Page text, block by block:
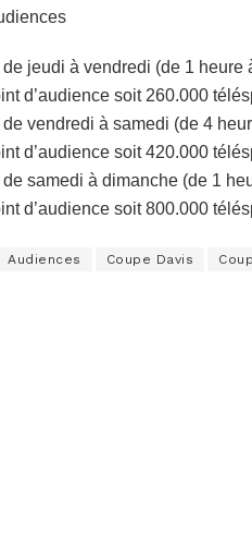
jeudi à vendredi (de 1 heure
d’audience soit 260.000
vendredi à samedi (de 4
d’audience soit 420.000
samedi à dimanche (de 1
d’audience soit 800.000
Audiences Coupe Davis